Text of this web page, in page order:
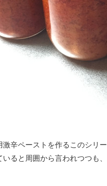
辛ペーストを作るこのシリー
ると周囲から言われつつも